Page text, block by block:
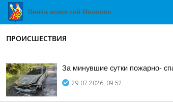
ПРОИСШЕСТВИЯ
За минувшие сутки пожарно-
29.07.2026, 09:52